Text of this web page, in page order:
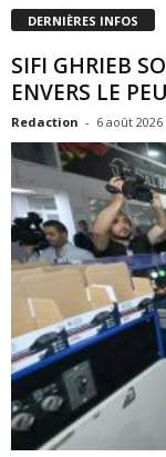
DERNIÈRES INFOS
SIFI GHRIEB
ENVERS LE
Redaction - 6 août 2026